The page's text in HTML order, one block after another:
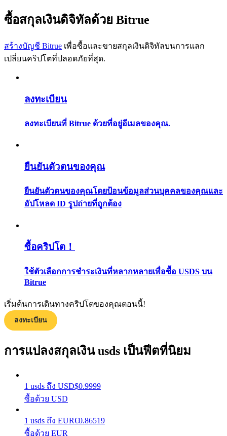
เรียนรู้วิธีการรักษาผลกำไร
ได้รับ
ซื้อสกุลเงินดิจิทัลด้วย Bitrue
สร้างบัญชี Bitrue เพื่อซื้อและขายสกุลเงินดิจิทัลบนการแลก
เปลี่ยนคริปโตที่ปลอดภัยที่สุด.
ลงทะเบียน
ลงทะเบียนที่ Bitrue ด้วยที่อยู่อีเมลของคุณ.
ยืนยันตัวตนของคุณ
ยืนยันตัวตนของคุณโดยป้อนข้อมูลส่วนบุคคลของคุณและ
อัปโหลด ID รูปถ่ายที่ถูกต้อง
ซื้อคริปโต！
ใช้ตัวเลือกการชำระเงินที่หลากหลายเพื่อซื้อ USDS บน
Bitrue
เริ่มต้นการเดินทางคริปโตของคุณตอนนี้!
ลงทะเบียน
การแปลงสกุลเงิน usds เป็นฟีตที่นิยม
1 usds ถึง USD$0.9999
ซื้อด้วย USD
1 usds ถึง EUR€0.86519
ซื้อด้วย EUR